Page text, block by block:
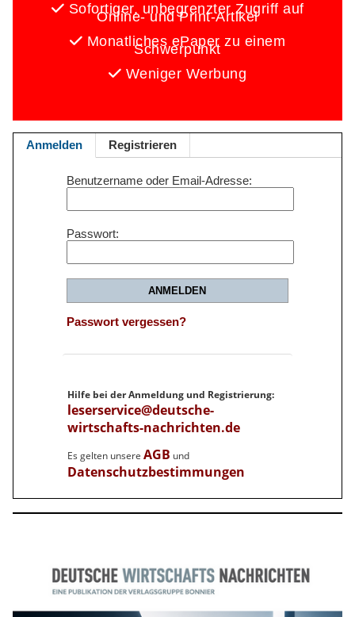
Sofortiger, unbegrenzter Zugriff auf
Online- und Print-Artikel
Monatliches ePaper zu einem
Schwerpunkt
Weniger Werbung
Anmelden Registrieren
Benutzername oder Email-Adresse
Passwort
ANMELDEN
Passwort vergessen?
Hilfe bei der Anmeldung und Registrierung:
leserservice@deutsche-
wirtschafts-nachrichten.de
Es gelten unsere AGB und
Datenschutzbestimmungen